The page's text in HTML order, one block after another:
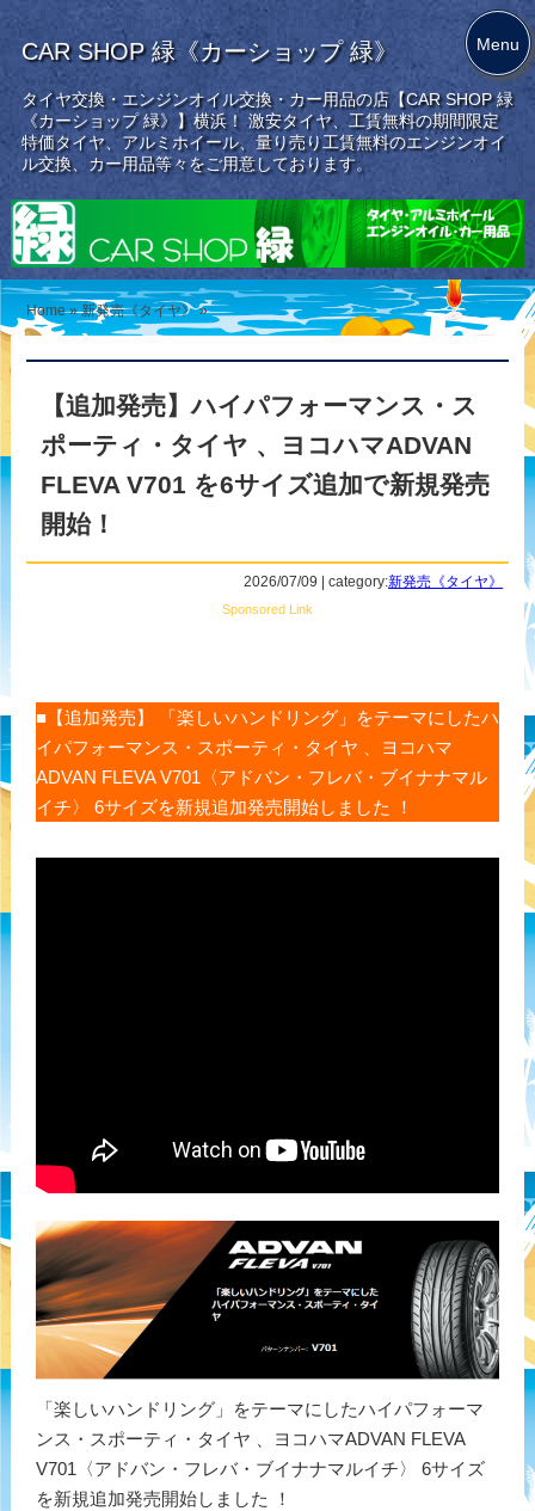
CAR SHOP 緑《カーショップ 緑》
タイヤ交換・エンジンオイル交換・カー用品の店【CAR SHOP 緑
《カーショップ 緑》】横浜！ 激安タイヤ、工賃無料の期間限定
特価タイヤ、アルミホイール、量り売り工賃無料のエンジンオイ
ル交換、カー用品等々をご用意しております。
Home »新発売《タイヤ》 »
【追加発売】ハイパフォーマンス・ス
ポーティ・タイヤ 、ヨコハマADVAN
FLEVA V701 を6サイズ追加で新規発売
開始！
2026/07/09 | category:新発売《タイヤ》
Sponsored Link
■【追加発売】 「楽しいハンドリング」をテーマにしたハ
イパフォーマンス・スポーティ・タイヤ 、ヨコハマ
ADVAN FLEVA V701〈アドバン・フレバ・ブイナナマル
イチ〉 6サイズを新規追加発売開始しました ！
「楽しいハンドリング」をテーマにしたハイパフォーマ
ンス・スポーティ・タイヤ 、ヨコハマADVAN FLEVA
V701〈アドバン・フレバ・ブイナナマルイチ〉 6サイズ
を新規追加発売開始しました ！
Menu